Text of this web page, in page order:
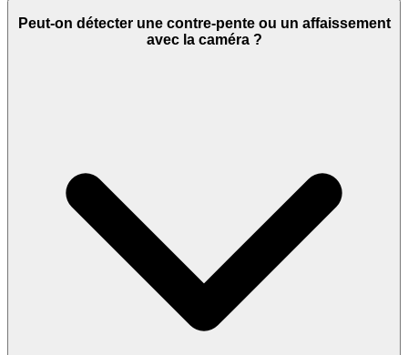
Peut-on détecter une contre-pente ou un affaissement
avec la caméra ?